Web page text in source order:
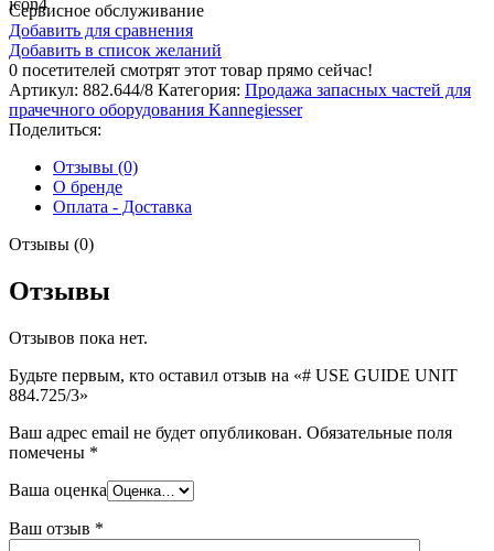
Сервисное обслуживание
Добавить для сравнения
Добавить в список желаний
0 посетителей смотрят этот товар прямо сейчас!
Артикул: 882.644/8 Категория: Продажа запасных частей для
прачечного оборудования Kannegiesser
Поделиться:
Отзывы (0)
О бренде
Оплата - Доставка
Отзывы (0)
Отзывы
Отзывов пока нет.
Будьте первым, кто оставил отзыв на «# USE GUIDE UNIT
884.725/3»
Ваш адрес email не будет опубликован. Обязательные поля
помечены *
Ваша оценка
Ваш отзыв *